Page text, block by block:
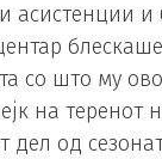
асистенции и
со што му
на теренот
дел од